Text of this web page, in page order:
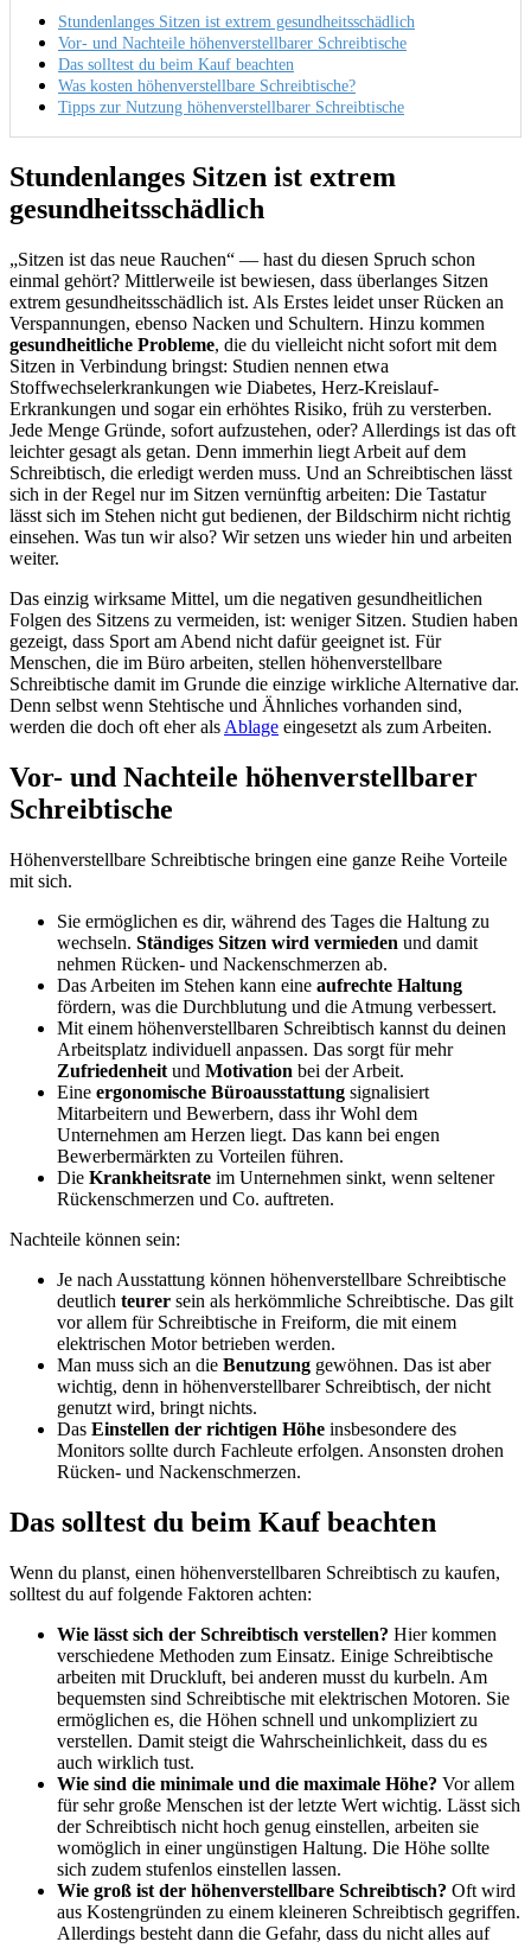
Stundenlanges Sitzen ist extrem gesundheitsschädlich
Vor- und Nachteile höhenverstellbarer Schreibtische
Das solltest du beim Kauf beachten
Was kosten höhenverstellbare Schreibtische?
Tipps zur Nutzung höhenverstellbarer Schreibtische
Stundenlanges Sitzen ist extrem
gesundheitsschädlich
„Sitzen ist das neue Rauchen“ — hast du diesen Spruch schon
einmal gehört? Mittlerweile ist bewiesen, dass überlanges Sitzen
extrem gesundheitsschädlich ist. Als Erstes leidet unser Rücken an
Verspannungen, ebenso Nacken und Schultern. Hinzu kommen
gesundheitliche Probleme, die du vielleicht nicht sofort mit dem
Sitzen in Verbindung bringst: Studien nennen etwa
Stoffwechselerkrankungen wie Diabetes, Herz-Kreislauf-
Erkrankungen und sogar ein erhöhtes Risiko, früh zu versterben.
Jede Menge Gründe, sofort aufzustehen, oder? Allerdings ist das oft
leichter gesagt als getan. Denn immerhin liegt Arbeit auf dem
Schreibtisch, die erledigt werden muss. Und an Schreibtischen lässt
sich in der Regel nur im Sitzen vernünftig arbeiten: Die Tastatur
lässt sich im Stehen nicht gut bedienen, der Bildschirm nicht richtig
einsehen. Was tun wir also? Wir setzen uns wieder hin und arbeiten
weiter.
Das einzig wirksame Mittel, um die negativen gesundheitlichen
Folgen des Sitzens zu vermeiden, ist: weniger Sitzen. Studien haben
gezeigt, dass Sport am Abend nicht dafür geeignet ist. Für
Menschen, die im Büro arbeiten, stellen höhenverstellbare
Schreibtische damit im Grunde die einzige wirkliche Alternative dar.
Denn selbst wenn Stehtische und Ähnliches vorhanden sind,
werden die doch oft eher als Ablage eingesetzt als zum Arbeiten.
Vor- und Nachteile höhenverstellbarer
Schreibtische
Höhenverstellbare Schreibtische bringen eine ganze Reihe Vorteile
mit sich.
Sie ermöglichen es dir, während des Tages die Haltung zu
wechseln. Ständiges Sitzen wird vermieden und damit
nehmen Rücken- und Nackenschmerzen ab.
Das Arbeiten im Stehen kann eine aufrechte Haltung
fördern, was die Durchblutung und die Atmung verbessert.
Mit einem höhenverstellbaren Schreibtisch kannst du deinen
Arbeitsplatz individuell anpassen. Das sorgt für mehr
Zufriedenheit und Motivation bei der Arbeit.
Eine ergonomische Büroausstattung signalisiert
Mitarbeitern und Bewerbern, dass ihr Wohl dem
Unternehmen am Herzen liegt. Das kann bei engen
Bewerbermärkten zu Vorteilen führen.
Die Krankheitsrate im Unternehmen sinkt, wenn seltener
Rückenschmerzen und Co. auftreten.
Nachteile können sein:
Je nach Ausstattung können höhenverstellbare Schreibtische
deutlich teurer sein als herkömmliche Schreibtische. Das gilt
vor allem für Schreibtische in Freiform, die mit einem
elektrischen Motor betrieben werden.
Man muss sich an die Benutzung gewöhnen. Das ist aber
wichtig, denn in höhenverstellbarer Schreibtisch, der nicht
genutzt wird, bringt nichts.
Das Einstellen der richtigen Höhe insbesondere des
Monitors sollte durch Fachleute erfolgen. Ansonsten drohen
Rücken- und Nackenschmerzen.
Das solltest du beim Kauf beachten
Wenn du planst, einen höhenverstellbaren Schreibtisch zu kaufen,
solltest du auf folgende Faktoren achten:
Wie lässt sich der Schreibtisch verstellen? Hier kommen
verschiedene Methoden zum Einsatz. Einige Schreibtische
arbeiten mit Druckluft, bei anderen musst du kurbeln. Am
bequemsten sind Schreibtische mit elektrischen Motoren. Sie
ermöglichen es, die Höhen schnell und unkompliziert zu
verstellen. Damit steigt die Wahrscheinlichkeit, dass du es
auch wirklich tust.
Wie sind die minimale und die maximale Höhe? Vor allem
für sehr große Menschen ist der letzte Wert wichtig. Lässt sich
der Schreibtisch nicht hoch genug einstellen, arbeiten sie
womöglich in einer ungünstigen Haltung. Die Höhe sollte
sich zudem stufenlos einstellen lassen.
Wie groß ist der höhenverstellbare Schreibtisch? Oft wird
aus Kostengründen zu einem kleineren Schreibtisch gegriffen.
Allerdings besteht dann die Gefahr, dass du nicht alles auf